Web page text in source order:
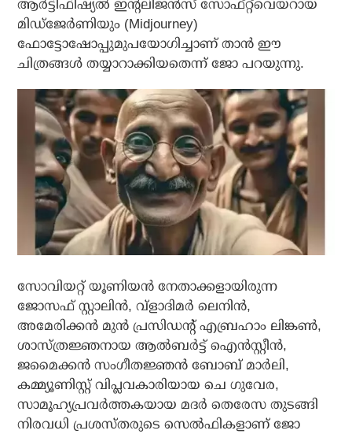
ആര്‍ട്ടിഫിഷ്യല്‍ ഇന്റലിജന്‍സ് സോഫ്റ്റ്‌വെയറായ
മിഡ്‌ജേര്‍ണിയും (Midjourney)
ഫോട്ടോഷോപ്പുമുപയോഗിച്ചാണ് താന്‍ ഈ
ചിത്രങ്ങള്‍ തയ്യാറാക്കിയതെന്ന് ജോ പറയുന്നു.
സോവിയറ്റ് യൂണിയന്‍ നേതാക്കളായിരുന്ന
ജോസഫ് സ്റ്റാലിന്‍, വ്‌ളാദിമര്‍ ലെനിന്‍,
അമേരിക്കന്‍ മുന്‍ പ്രസിഡന്റ് എബ്രഹാം ലിങ്കണ്‍,
ശാസ്ത്രജ്ഞനായ ആല്‍ബര്‍ട്ട് ഐന്‍സ്റ്റീന്‍,
ജമൈക്കന്‍ സംഗീതജ്ഞന്‍ ബോബ് മാര്‍ലി,
കമ്മ്യൂണിസ്റ്റ് വിപ്ലവകാരിയായ ചെ ഗുവേര,
സാമൂഹ്യപ്രവര്‍ത്തകയായ മദര്‍ തെരേസ തുടങ്ങി
നിരവധി പ്രശസ്തരുടെ സെല്‍ഫികളാണ് ജോ